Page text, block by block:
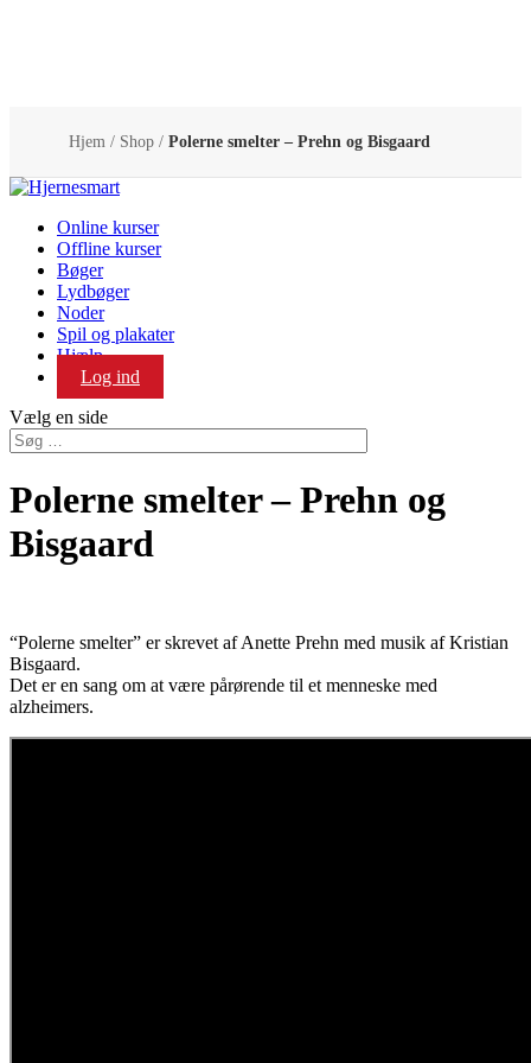
Hjem / Shop / Polerne smelter – Prehn og Bisgaard
Online kurser
Offline kurser
Bøger
Lydbøger
Noder
Spil og plakater
Hjælp
Log ind
Vælg en side
Polerne smelter – Prehn og
Bisgaard
“Polerne smelter” er skrevet af Anette Prehn med musik af Kristian
Bisgaard.
Det er en sang om at være pårørende til et menneske med
alzheimers.